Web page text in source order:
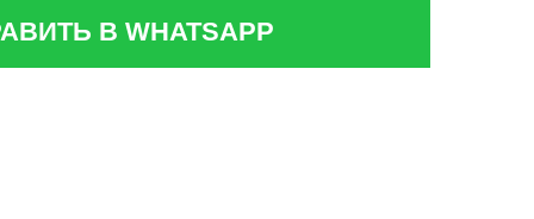
В WHATSAPP